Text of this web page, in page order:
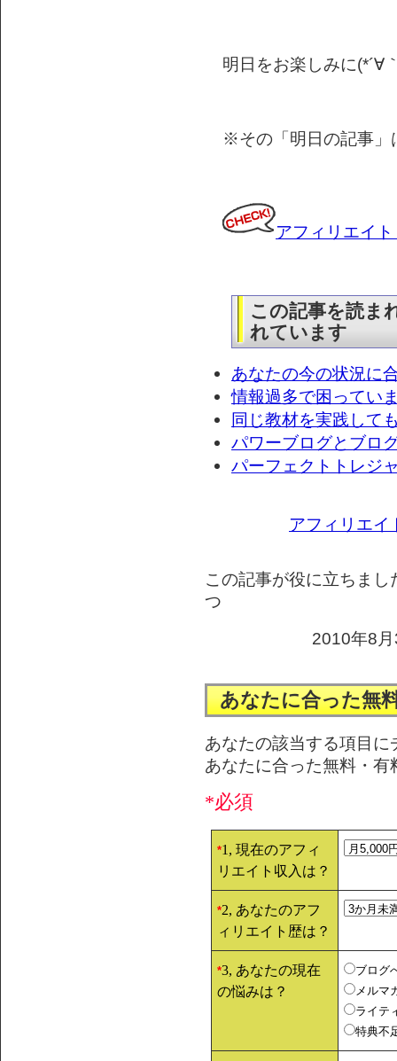
明日をお楽しみに(*´∀
※その「明日の記事」
アフィリエイ
この記事を読ま
れています
あなたの今の状況に
情報過多で困ってい
同じ教材を実践して
パワーブログとブロ
パーフェクトトレジ
アフィリエイ
この記事が役に立ちま
つ
2010年8
あなたに合った無
あなたの該当する項目
あなたに合った無料・
*必須
*1, 現在のアフィ
リエイト収入は？
*2, あなたのアフ
ィリエイト歴は？
*3, あなたの現在
の悩みは？
ブログ
メルマ
ライテ
特典不